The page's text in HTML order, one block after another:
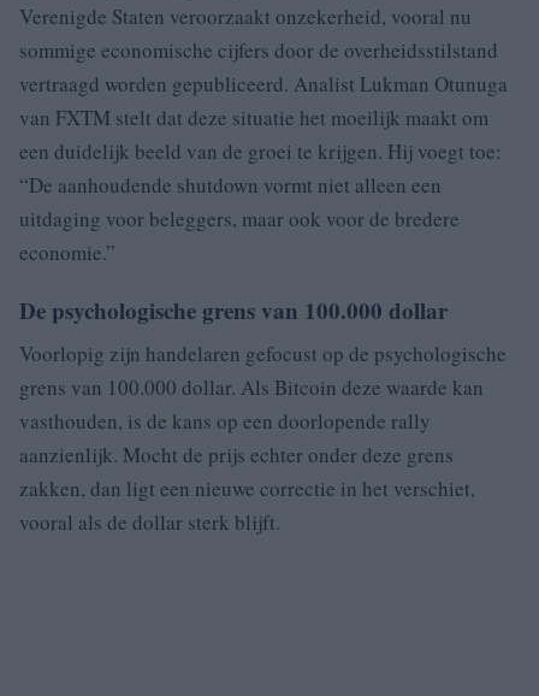
Verenigde Staten veroorzaakt onzekerheid, vooral nu
sommige economische cijfers door de overheidsstilstand
vertraagd worden gepubliceerd. Analist Lukman Otunuga
van FXTM stelt dat deze situatie het moeilijk maakt om
een duidelijk beeld van de groei te krijgen. Hij voegt toe:
“De aanhoudende shutdown vormt niet alleen een
uitdaging voor beleggers, maar ook voor de bredere
economie.”
De psychologische grens van 100.000 dollar
Voorlopig zijn handelaren gefocust op de psychologische
grens van 100.000 dollar. Als Bitcoin deze waarde kan
vasthouden, is de kans op een doorlopende rally
aanzienlijk. Mocht de prijs echter onder deze grens
zakken, dan ligt een nieuwe correctie in het verschiet,
vooral als de dollar sterk blijft.